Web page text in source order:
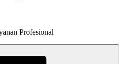
Profesional